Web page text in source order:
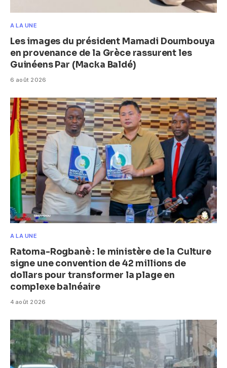
A LA UNE
Les images du président Mamadi Doumbouya
en provenance de la Grèce rassurent les
Guinéens Par (Macka Baldé)
6 août 2026
A LA UNE
Ratoma-Rogbanè : le ministère de la Culture
signe une convention de 42 millions de
dollars pour transformer la plage en
complexe balnéaire
4 août 2026